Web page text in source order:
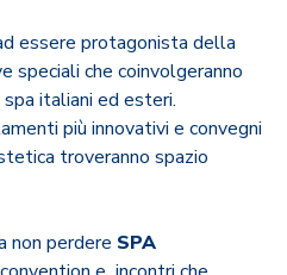
essere protagonista della
speciali che coinvolgeranno
italiani ed esteri.
più innovativi e convegni
troveranno spazio
non perdere SPA